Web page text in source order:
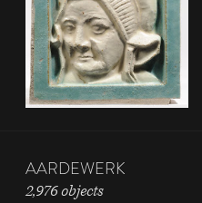
AARDEWERK
2,976 objects